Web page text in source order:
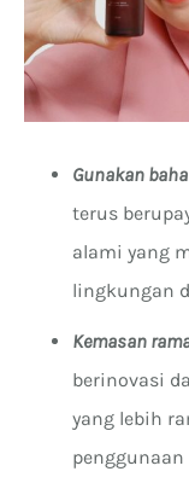
Gunakan
terus
alami yang
lingkungan
Kemasan
berinovasi
yang lebih